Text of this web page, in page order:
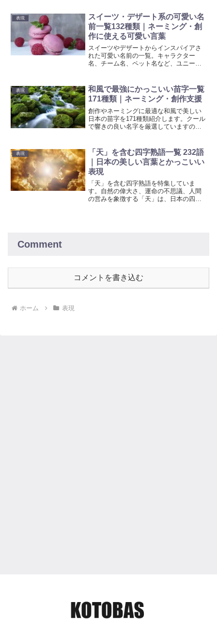
表現
スイーツ・デザート系の可愛い名
前一覧132種類｜ネーミング・創
作に使える可愛い言葉
スイーツやデザートからインスパイアさ
れた可愛い名前の一覧。キャラクター
名、チーム名、ペット名など、ユニーク
に最適なリソースです。
表現
和風で最強にかっこいい苗字一覧
171種類｜ネーミング・創作支援
創作やネーミングに最適な和風で美しい
日本の苗字を171種類紹介します。クール
で響きの良い名字を厳選していますの
表現
「天」を含む四字熟語一覧 232語
｜日本の美しい言葉とかっこいい
表現
「天」を含む四字熟語を特集していま
す。自然の偉大さ、運命の不思議、人間
の営みを象徴する「天」は、日本の四字
Comment
コメントを書き込む
ホーム 表現